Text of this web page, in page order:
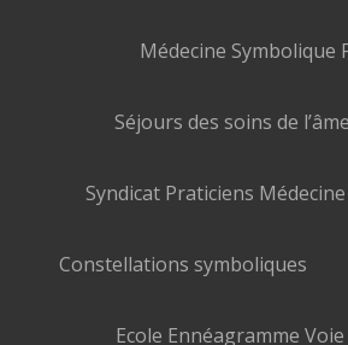
Médecine Symbolique
Séjours des soins de
Syndicat Praticiens
Constellations symboliques
Ecole Ennéagramme Voie